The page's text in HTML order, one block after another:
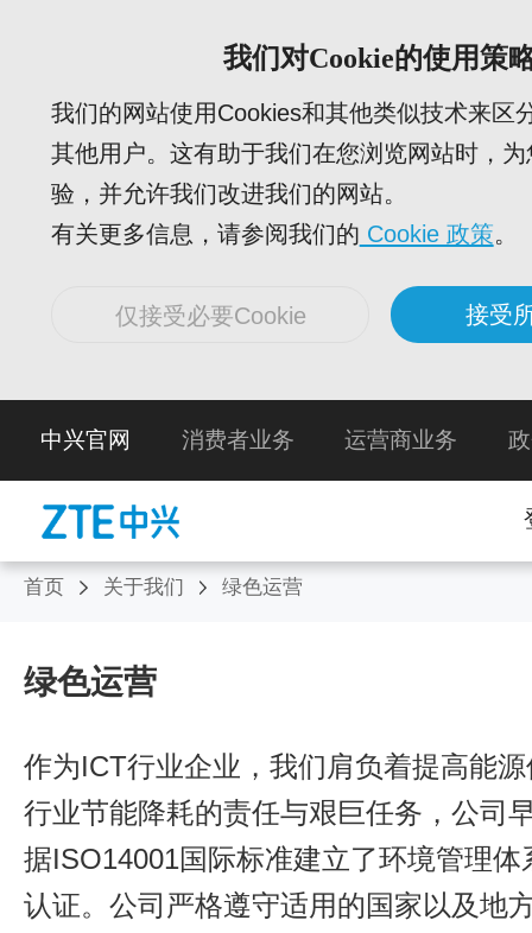
我们对Cookie的使用策
我们的网站使用Cookies和其他类似技术来区
其他用户。这有助于我们在您浏览网站时，
验，并允许我们改进我们的网站。
有关更多信息，请参阅我们的 Cookie 政策。
仅接受必要Cookie 接受
中兴官网 消费者业务 运营商业务
首页 关于我们 绿色运营
绿色运营
作为ICT行业企业，我们肩负着提高能
行业节能降耗的责任与艰巨任务，公司
据ISO14001国际标准建立了环境管理
认证。公司严格遵守适用的国家以及地